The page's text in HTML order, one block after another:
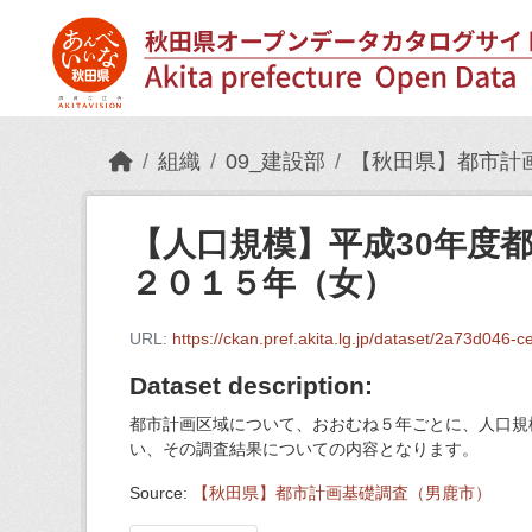
組織 09_建設部 【秋田県】都市
【人口規模】平成30年度
２０１５年（女）
URL: https://ckan.pref.akita.lg.jp/dataset/2a73d046-cec8-
Dataset description:
都市計画区域について、おおむね５年ごとに、人口
い、その調査結果についての内容となります。
Source: 【秋田県】都市計画基礎調査（男鹿市）